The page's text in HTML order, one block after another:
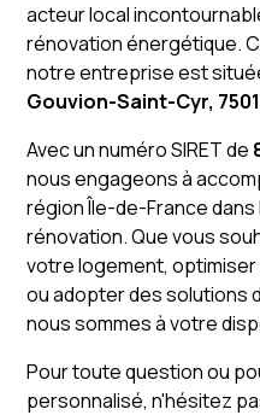
acteur local
rénovation énergétique.
notre entreprise est
Gouvion-Saint-Cyr,
Avec un numéro SIRET de
nous engageons à
région Île-de-France
rénovation. Que vous
votre logement,
ou adopter des solutions
nous sommes à votre
Pour toute question ou
personnalisé, n'hésitez